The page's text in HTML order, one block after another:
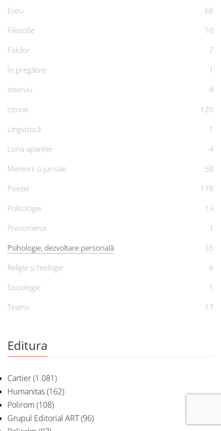
Eseu
66
Filosofie
10
Folclor
7
În pregătire
1
Interviu
4
Istorie
120
Lingvistică
1
Luna apariției
4
Memorii și jurnale
58
Poezie
178
Politologie
13
Precomenzi
1
Psihologie, dezvoltare personală
35
Religie și teologie
6
Sociologie
1
Teatru
17
Editura
Cartier(1.081)
Humanitas(162)
Polirom (108)
Grupul Editorial ART(96)